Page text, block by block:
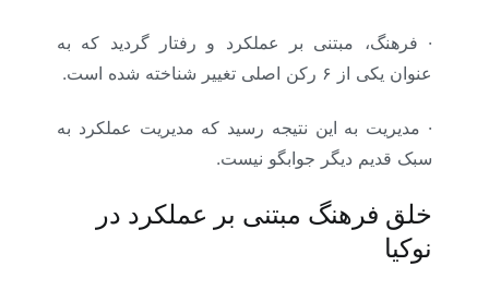
· فرهنگ، مبتنی بر عملکرد و رفتار گردید که به
عنوان یکی از ۶ رکن اصلی تغییر شناخته شده است.
· مدیریت به این نتیجه رسید که مدیریت عملکرد به
سبک قدیم دیگر جوابگو نیست.
خلق فرهنگ مبتنی بر عملکرد در
نوکیا